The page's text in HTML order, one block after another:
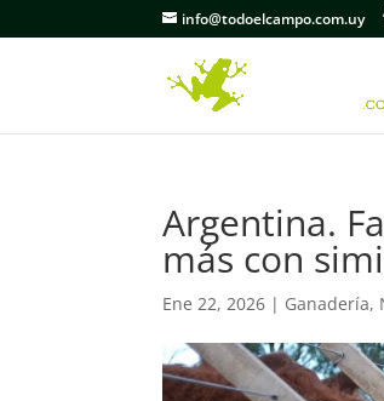
info@todoelcampo.com.uy
Argentina.
más con
Ene 22, 2026 | Ganadería,